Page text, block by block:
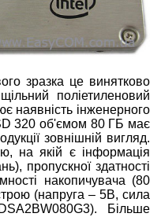
зразка це винятково
поліетиленовий
наявність інженерного
320 об'ємом 80 ГБ має
зовнішній вигляд.
на якій є інформація
пропускної здатності
накопичувача (80
(напруга – 5В, сила
Більше